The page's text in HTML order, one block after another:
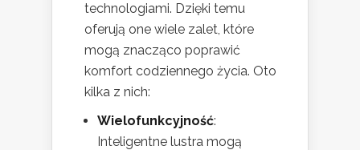
technologiami. Dzięki temu
oferują one wiele zalet, które
mogą znacząco poprawić
komfort codziennego życia. Oto
kilka z nich:
Wielofunkcyjność:
Inteligentne lustra mogą